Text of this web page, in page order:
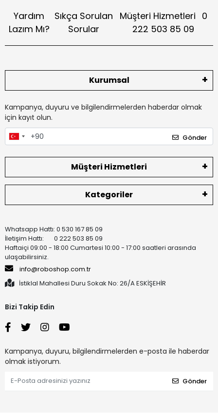
Yardım
Lazım Mı?
Sıkça Sorulan
Sorular
Müşteri Hizmetleri 0
222 503 85 09
Kurumsal
Kampanya, duyuru ve bilgilendirmelerden haberdar olmak
için kayıt olun.
Gönder
Müşteri Hizmetleri
Kategoriler
Whatsapp Hattı: 0 530 167 85 09
İletişim Hattı: 0 222 503 85 09
Haftaiçi 09:00 - 18:00 Cumartesi 10:00 - 17:00 saatleri arasında
ulaşabilirsiniz.
info@roboshop.com.tr
İstiklal Mahallesi Duru Sokak No: 26/A ESKİŞEHİR
Bizi Takip Edin
Kampanya, duyuru, bilgilendirmelerden e-posta ile haberdar
olmak istiyorum.
Gönder